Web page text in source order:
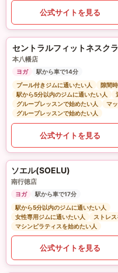
公式サイトを見る
セントラルフィットネスク
本八幡店
ヨガ
駅から車で14分
プール付きジムに通いたい人
隙間
駅から5分以内のジムに通いたい人
グループレッスンで始めたい人
マ
グループレッスンで始めたい人
公式サイトを見る
ソエル(SOELU)
南行徳店
ヨガ
駅から車で17分
駅から5分以内のジムに通いたい人
女性専用ジムに通いたい人
ストレ
マシンピラティスを始めたい人
公式サイトを見る